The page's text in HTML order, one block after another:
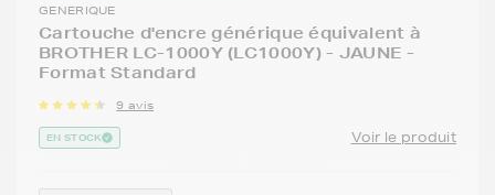
GENERIQUE
Cartouche d'encre générique équivalent à
BROTHER LC-1000Y (LC1000Y) - JAUNE -
Format Standard
9 avis
EN STOCK Voir le produit